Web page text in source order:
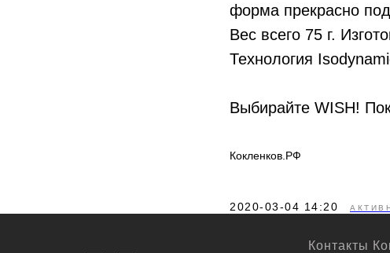
форма прекрасно
Вес всего 75 г.
Технология
Выбирайте WISH!
Кокленков.РФ
2020-03-04 14:20
Контакты